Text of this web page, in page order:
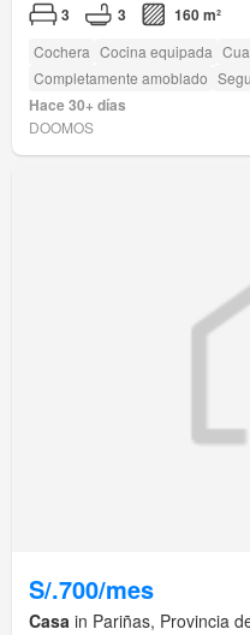
3 3 160 m²
Cochera Cocina equipada
Completamente amoblado
Hace 30+ días
DOOMOS
S/.700/mes
Casa in Pariñas, Provincia